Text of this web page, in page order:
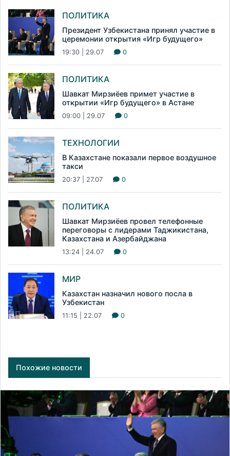
ПОЛИТИКА
Президент Узбекистана принял участие в
церемонии открытия «Игр будущего»
19:30 | 29.07 0
ПОЛИТИКА
Шавкат Мирзиёев примет участие в
открытии «Игр будущего» в Астане
09:00 | 29.07 0
ТЕХНОЛОГИИ
В Казахстане показали первое воздушное
такси
20:37 | 27.07 0
ПОЛИТИКА
Шавкат Мирзиёев провел телефонные
переговоры с лидерами Таджикистана,
Казахстана и Азербайджана
13:24 | 24.07 0
МИР
Казахстан назначил нового посла в
Узбекистан
11:15 | 22.07 0
Похожие новости